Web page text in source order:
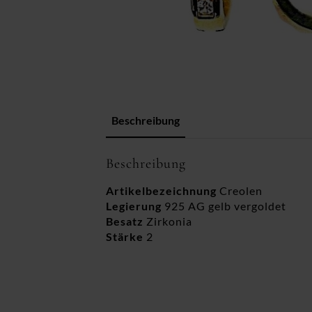
Beschreibung
Beschreibung
Artikelbezeichnung Creolen
Legierung 925 AG gelb vergoldet
Besatz Zirkonia
Stärke 2